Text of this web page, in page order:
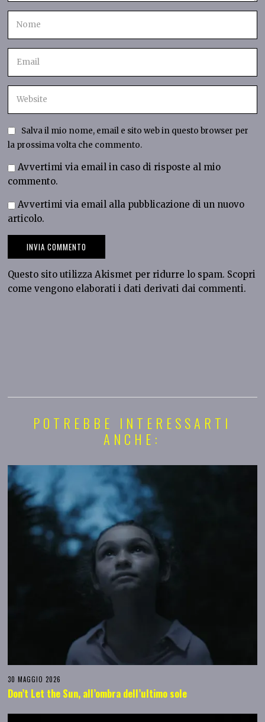
Salva il mio nome, email e sito web in questo browser per
la prossima volta che commento.
Avvertimi via email in caso di risposte al mio
commento.
Avvertimi via email alla pubblicazione di un nuovo
articolo.
Questo sito utilizza Akismet per ridurre lo spam. Scopri
come vengono elaborati i dati derivati dai commenti.
POTREBBE INTERESSARTI
ANCHE:
30 MAGGIO 2026
Don’t Let the Sun, all’ombra dell’ultimo sole